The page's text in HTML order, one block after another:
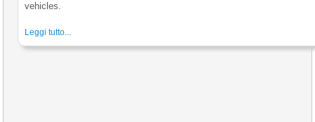
vehicles.
Leggi tutto...